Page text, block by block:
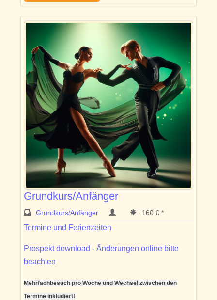
Grundkurs/Anfänger
Grundkurs/Anfänger 160 € *
Termine und Ferienzeiten
Prospekt download - Änderungen online bitte
beachten
Mehrfachbesuch pro Woche und Wechsel zwischen den
Termine inkludiert!